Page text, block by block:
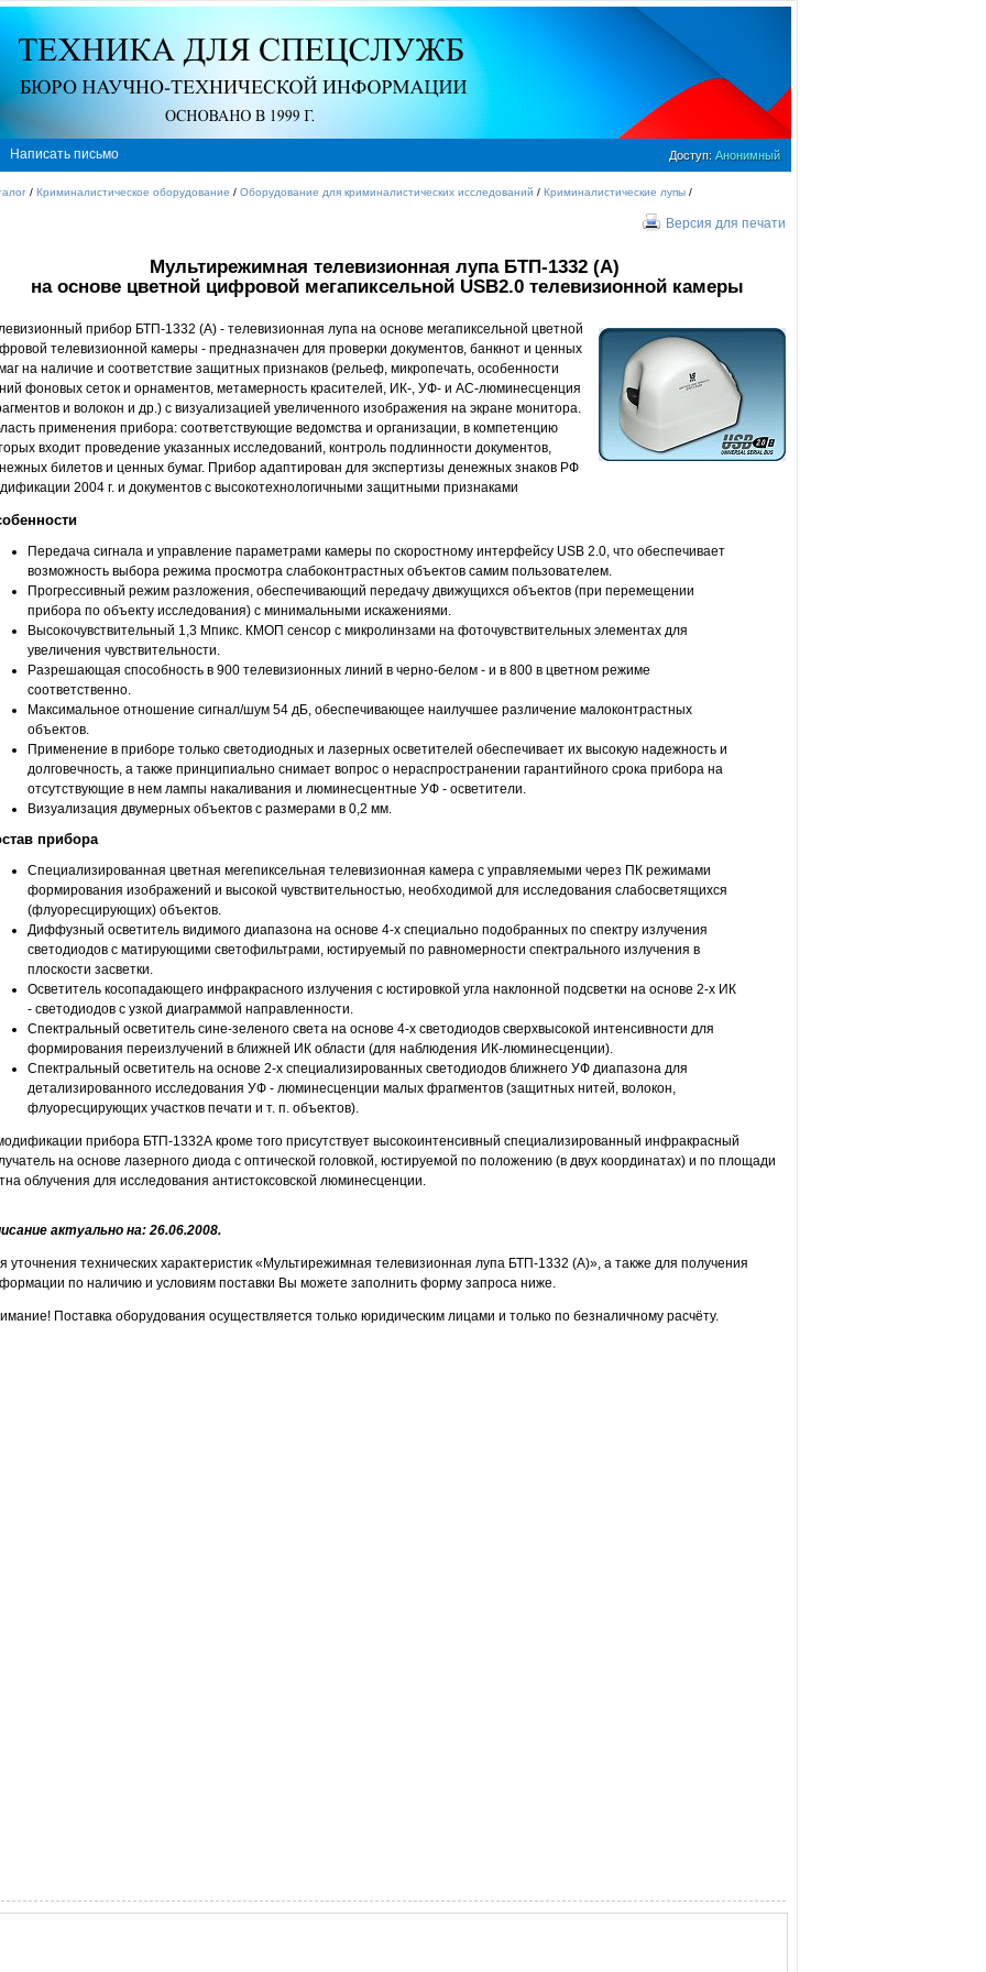
Написать письмо Доступ: Анонимный
/ Криминалистическое оборудование / Оборудование для криминалистических исследований / Криминалистические лупы /
Версия для печати
Мультирежимная телевизионная лупа БТП-1332 (А)
на основе цветной цифровой мегапиксельной USB2.0 телевизионной камеры
прибор БТП-1332 (А) - телевизионная лупа на основе мегапиксельной цветной
телевизионной камеры - предназначен для проверки документов, банкнот и ценных
на наличие и соответствие защитных признаков (рельеф, микропечать, особенности
фоновых сеток и орнаментов, метамерность красителей, ИК-, УФ- и АС-люминесценция
и волокон и др.) с визуализацией увеличенного изображения на экране монитора.
применения прибора: соответствующие ведомства и организации, в компетенцию
входит проведение указанных исследований, контроль подлинности документов,
билетов и ценных бумаг. Прибор адаптирован для экспертизы денежных знаков РФ
2004 г. и документов с высокотехнологичными защитными признаками
Передача сигнала и управление параметрами камеры по скоростному интерфейсу USB 2.0, что обеспечивает
возможность выбора режима просмотра слабоконтрастных объектов самим пользователем.
Прогрессивный режим разложения, обеспечивающий передачу движущихся объектов (при перемещении
прибора по объекту исследования) с минимальными искажениями.
Высокочувствительный 1,3 Мпикс. КМОП сенсор с микролинзами на фоточувствительных элементах для
увеличения чувствительности.
Разрешающая способность в 900 телевизионных линий в черно-белом - и в 800 в цветном режиме
соответственно.
Максимальное отношение сигнал/шум 54 дБ, обеспечивающее наилучшее различение малоконтрастных
объектов.
Применение в приборе только светодиодных и лазерных осветителей обеспечивает их высокую надежность и
долговечность, а также принципиально снимает вопрос о нераспространении гарантийного срока прибора на
отсутствующие в нем лампы накаливания и люминесцентные УФ - осветители.
Визуализация двумерных объектов с размерами в 0,2 мм.
прибора
Специализированная цветная мегепиксельная телевизионная камера с управляемыми через ПК режимами
формирования изображений и высокой чувствительностью, необходимой для исследования слабосветящихся
(флуоресцирующих) объектов.
Диффузный осветитель видимого диапазона на основе 4-х специально подобранных по спектру излучения
светодиодов с матирующими светофильтрами, юстируемый по равномерности спектрального излучения в
плоскости засветки.
Осветитель косопадающего инфракрасного излучения с юстировкой угла наклонной подсветки на основе 2-х ИК
- светодиодов с узкой диаграммой направленности.
Спектральный осветитель сине-зеленого света на основе 4-х светодиодов сверхвысокой интенсивности для
формирования переизлучений в ближней ИК области (для наблюдения ИК-люминесценции).
Спектральный осветитель на основе 2-х специализированных светодиодов ближнего УФ диапазона для
детализированного исследования УФ - люминесценции малых фрагментов (защитных нитей, волокон,
флуоресцирующих участков печати и т. п. объектов).
прибора БТП-1332А кроме того присутствует высокоинтенсивный специализированный инфракрасный
на основе лазерного диода с оптической головкой, юстируемой по положению (в двух координатах) и по площади
облучения для исследования антистоксовской люминесценции.
актуально на: 26.06.2008.
уточнения технических характеристик «Мультирежимная телевизионная лупа БТП-1332 (А)», а также для получения
по наличию и условиям поставки Вы можете заполнить форму запроса ниже.
Поставка оборудования осуществляется только юридическим лицами и только по безналичному расчёту.